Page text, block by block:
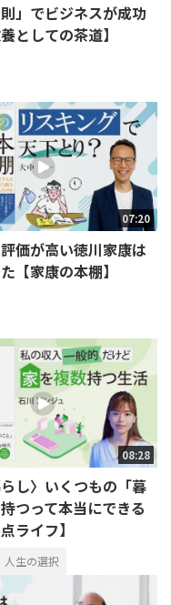
則」でビジネスが成功
としての茶道】
07:20
価が高い徳川家康は
【家康の本棚】
08:28
らし〉いくつもの「暮
つって本当にできる
ライフ】
人生の選択